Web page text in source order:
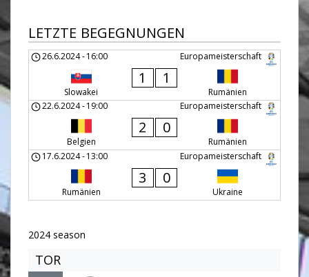
LETZTE BEGEGNUNGEN
Europameisterschaft
26.6.2024-16:00
Slowakei
1 1
Rumänien
Europameisterschaft
22.6.2024-19:00
Belgien
2 0
Rumänien
Europameisterschaft
17.6.2024-13:00
Rumänien
3 0
Ukraine
2024 season
TOR